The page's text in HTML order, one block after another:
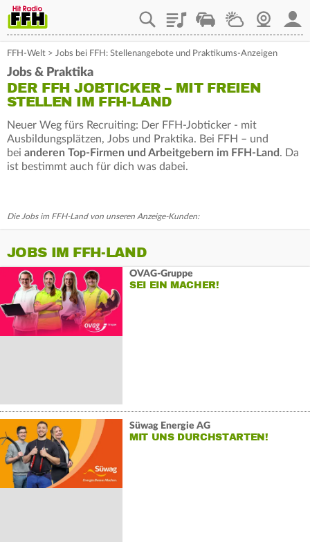
PlaylistStaupilotWetterWebcam
FFH-Welt > Jobs bei FFH: Stellenangebote und Praktikums-Anzeigen
Jobs & Praktika
DER FFH JOBTICKER – MIT FREIEN
STELLEN IM FFH-LAND
Neuer Weg fürs Recruiting: Der FFH-Jobticker - mit
Ausbildungsplätzen, Jobs und Praktika. Bei FFH – und
bei anderen Top-Firmen und Arbeitgebern im FFH-Land . Da
ist bestimmt auch für dich was dabei.
Die Jobs im FFH-Land von unseren Anzeige-Kunden:
JOBS IM FFH-LAND
OVAG-Gruppe
SEI EIN MACHER!
Süwag Energie AG
MIT UNS DURCHSTARTEN!